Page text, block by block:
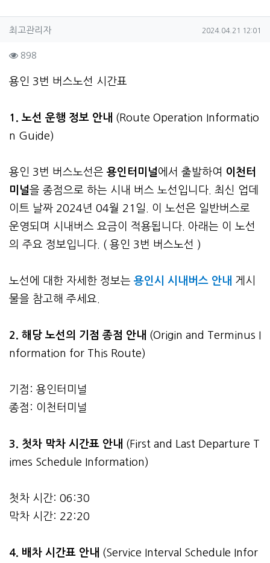
작성자 정보
최고관리자작성 작성일
2024.04.21 12:01
컨텐츠 정보
898
본문
용인 3번 버스노선 시간표
1. 노선 운행 정보 안내 (Route Operation Informatio
n Guide)
용인 3번 버스노선은 용인터미널에서 출발하여 이천터
미널을 종점으로 하는 시내 버스 노선입니다. 최신 업데
이트 날짜 2024년 04월 21일. 이 노선은 일반버스로
운영되며 시내버스 요금이 적용됩니다. 아래는 이 노선
의 주요 정보입니다. ( 용인 3번 버스노선 )
노선에 대한 자세한 정보는 용인시 시내버스 안내 게시
물을 참고해 주세요.
2. 해당 노선의 기점 종점 안내 (Origin and Terminus I
nformation for This Route)
기점: 용인터미널
종점: 이천터미널
3. 첫차 막차 시간표 안내 (First and Last Departure T
imes Schedule Information)
첫차 시간: 06:30
막차 시간: 22:20
4. 배차 시간표 안내 (Service Interval Schedule Infor